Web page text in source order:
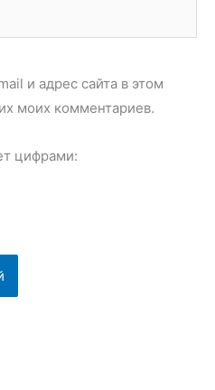
и адрес сайта в этом
моих комментариев.
цифрами: